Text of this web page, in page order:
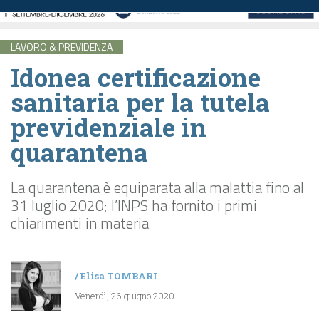
LAVORO & PREVIDENZA
Idonea certificazione
sanitaria per la tutela
previdenziale in
quarantena
La quarantena è equiparata alla malattia fino al
31 luglio 2020; l’INPS ha fornito i primi
chiarimenti in materia
/Elisa TOMBARI
Venerdì, 26 giugno 2020